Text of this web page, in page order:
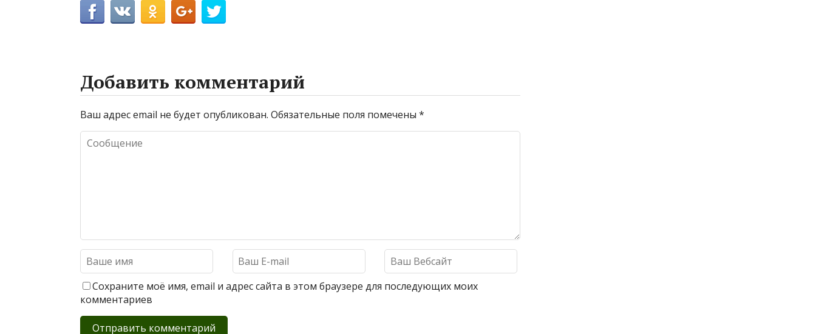
Добавить комментарий
Ваш адрес email не будет опубликован. Обязательные поля помечены *
Сохраните моё имя, email и адрес сайта в этом браузере для последующих моих
комментариев